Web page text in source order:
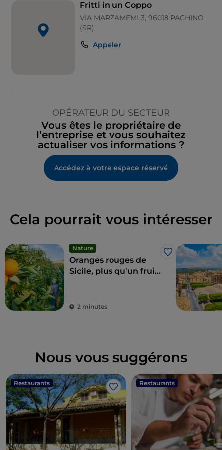
Fritti in un Coppo
VIA MARZAMEMI 3, 96018 PACHINO
(SR)
Appeler
OPÉRATEUR DU SECTEUR
Vous êtes le propriétaire de
l’entreprise et vous souhaitez
actualiser vos informations ?
Accédez à votre espace réservé
Cela pourrait vous intéresser
Nature
J’aime
Oranges rouges de
Sicile, plus qu'un fruit
2 minutes
Nous vous suggérons
Restaurants
J’aime
Restaurants